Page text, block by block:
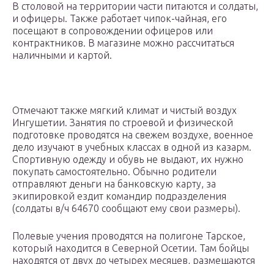
В столовой на территории части питаются и солдаты,
и офицеры. Также работает чипок-чайная, его
посещают в сопровождении офицеров или
контрактников. В магазине можно рассчитаться
наличными и картой.
Отмечают также мягкий климат и чистый воздух
Ингушетии. Занятия по строевой и физической
подготовке проводятся на свежем воздухе, военное
дело изучают в учебных классах в одной из казарм.
Спортивную одежду и обувь не выдают, их нужно
покупать самостоятельно. Обычно родители
отправляют деньги на банковскую карту, за
экипировкой ездит командир подразделения
(солдаты в/ч 64670 сообщают ему свои размеры).
Полевые учения проводятся на полигоне Тарское,
который находится в Северной Осетии. Там бойцы
находятся от двух до четырех месяцев, размещаются